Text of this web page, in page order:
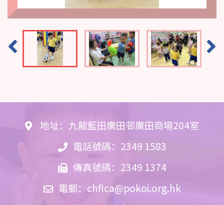
地址：九龍藍田廣田邨廣田商場204室
電話號碼：2349 1583
傳真號碼：2349 1374
電郵： chflca@pokoi.org.hk